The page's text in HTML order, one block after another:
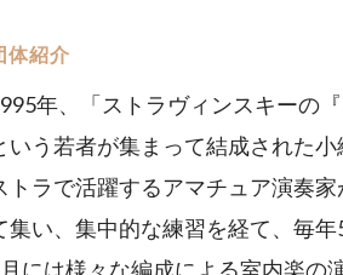
体紹介
年、「ストラヴィンスキーの
いう若者が集まって結成された
トラで活躍するアマチュア演奏
集い、集中的な練習を経て、毎
には様々な編成による室内楽の